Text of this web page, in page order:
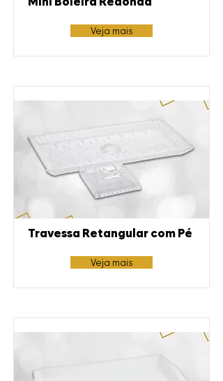
Veja mais
Travessa Retangular com Pé
Veja mais